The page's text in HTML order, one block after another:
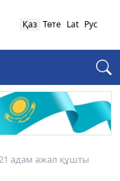
Қаз Төте Lat Рус
адам ажал құшты